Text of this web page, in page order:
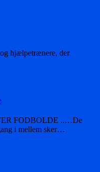
hjælpetrænere, der
FODBOLDE ..…De
i mellem sker…